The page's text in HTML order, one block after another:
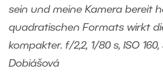
sein und meine Kamera bereit
quadratischen Formats wirkt
kompakter. f/2,2, 1/80 s, ISO
Dobiášová